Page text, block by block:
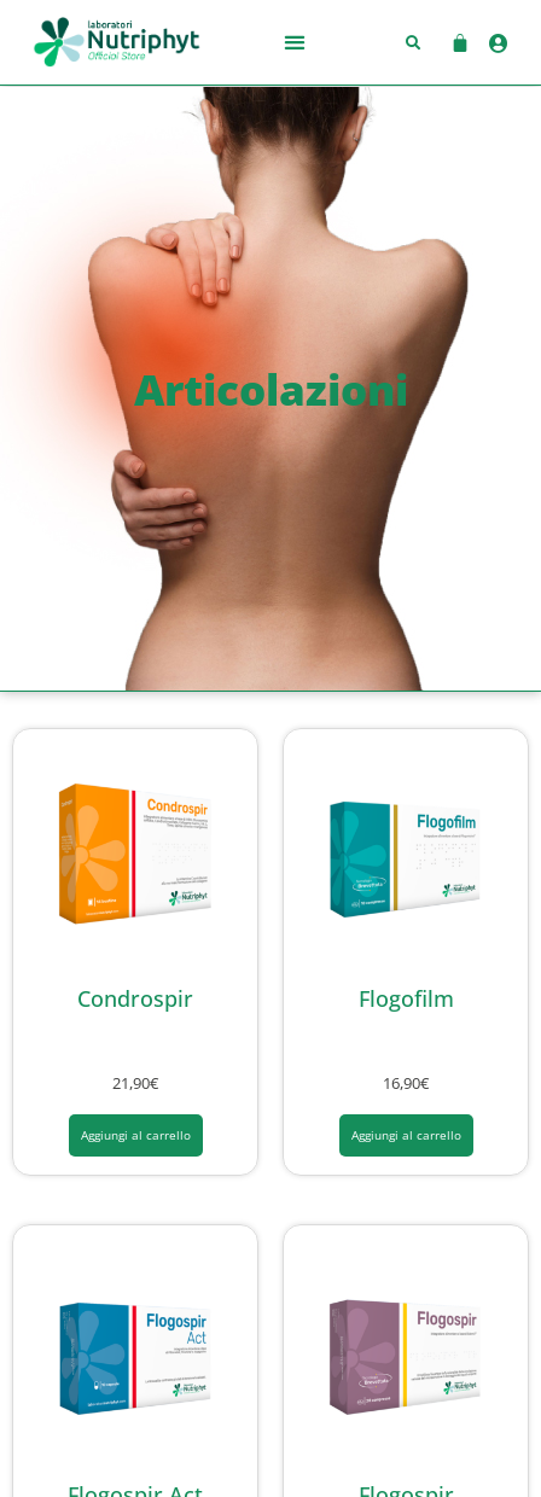
Articolazioni
Condrospir
21,90€
Aggiungi al carrello
Flogofilm
16,90€
Aggiungi al carrello